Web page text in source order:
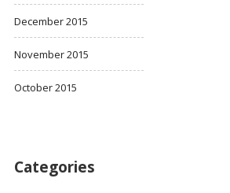
December 2015
November 2015
October 2015
Categories